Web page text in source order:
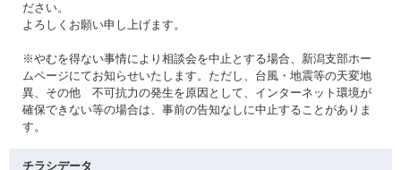
ださい。
よろしくお願い申し上げます。
※やむを得ない事情により相談会を中止とする場合、新潟支部ホー
ムページにてお知らせいたします。ただし、台風・地震等の天変地
異、その他 不可抗力の発生を原因として、インターネット環境が
確保できない等の場合は、事前の告知なしに中止することがありま
す。
チラシデータ